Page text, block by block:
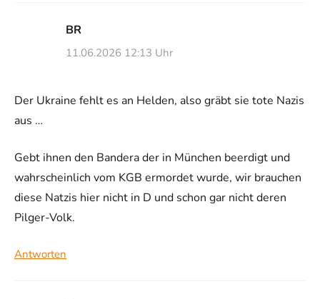
BR
11.06.2026 12:13 Uhr
Der Ukraine fehlt es an Helden, also gräbt sie tote Nazis
aus …
Gebt ihnen den Bandera der in München beerdigt und
wahrscheinlich vom KGB ermordet wurde, wir brauchen
diese Natzis hier nicht in D und schon gar nicht deren
Pilger-Volk.
Antworten